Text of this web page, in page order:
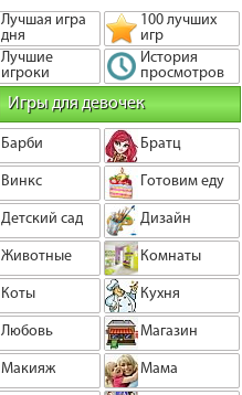
Лучшая игра
дня
100 лучших
игр
Лучшие
игроки
История
просмотров
Игры для девочек
Барби
Братц
Винкс
Готовим еду
Детский сад
Дизайн
Животные
Комнаты
Коты
Кухня
Любовь
Магазин
Макияж
Мама